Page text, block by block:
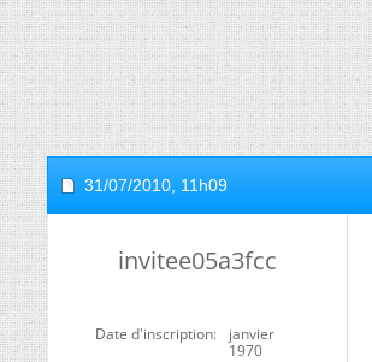
31/07/2010, 11h09
invitee05a3fcc
Date d'inscription
janvier
1970